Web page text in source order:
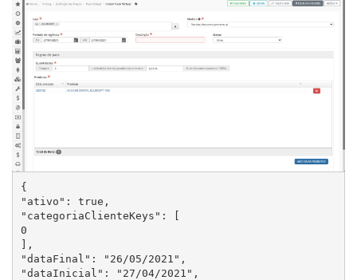
{
"ativo": true,
"categoriaClienteKeys": [
0
],
"dataFinal": "26/05/2021",
"dataInicial": "27/04/2021",